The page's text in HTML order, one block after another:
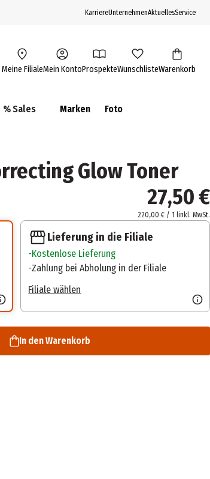
KarriereUnternehmenAktuellesService
Meine FilialeMein KontoProspekteWunschlisteWarenkorb
% Sales Marken Foto
Glow Toner
27,50 €
220,00 € / 1 linkl. MwSt.
Lieferung in die Filiale
Kostenlose Lieferung
Zahlung bei Abholung in der Filiale
Filiale wählen
In den Warenkorb